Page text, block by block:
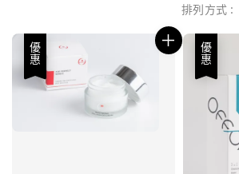
排列方式 :
優惠 優惠